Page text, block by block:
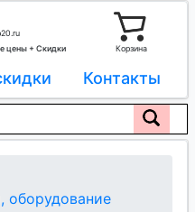
цены + Скидки
Корзина
Контакты
оборудование